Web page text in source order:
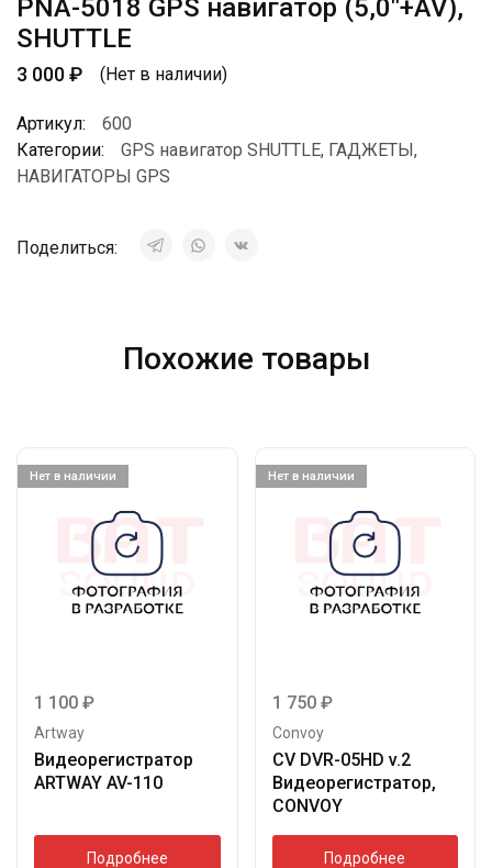
PNA-5018 GPS навигатор (5,0″+AV),
SHUTTLE
3 000₽ (Нет в наличии)
Артикул:
600
Категории:
GPS навигатор SHUTTLE, ГАДЖЕТЫ,
НАВИГАТОРЫ GPS
Поделиться:
Похожие товары
Нет в наличии
1 100 ₽
Artway
Видеорегистратор
ARTWAY AV-110
Подробнее
Нет в наличии
1 750 ₽
Convoy
CV DVR-05HD v.2
Видеорегистратор,
CONVOY
Подробнее